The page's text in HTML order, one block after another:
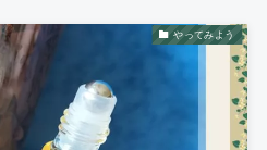
やってみよう